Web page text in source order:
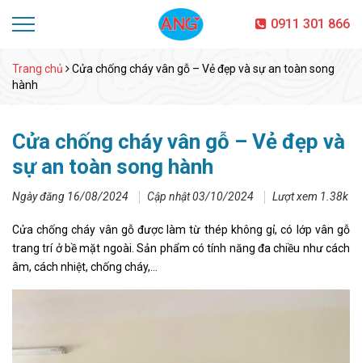
0911 301 866
Trang chủ
Cửa chống cháy vân gỗ – Vẻ đẹp và sự an toàn song
hành
Cửa chống cháy vân gỗ – Vẻ đẹp và
sự an toàn song hành
Ngày đăng 16/08/2024 Cập nhật 03/10/2024 Lượt xem 1.38k
Cửa chống cháy vân gỗ được làm từ thép không gỉ, có lớp vân gỗ
trang trí ở bề mặt ngoài. Sản phẩm có tính năng đa chiều như cách
âm, cách nhiệt, chống cháy,…